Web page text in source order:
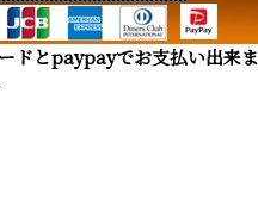
ドとpaypayでお支払い出来ま